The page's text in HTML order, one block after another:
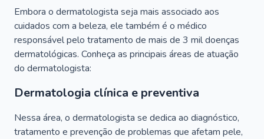
Embora o dermatologista seja mais associado aos
cuidados com a beleza, ele também é o médico
responsável pelo tratamento de mais de 3 mil doenças
dermatológicas. Conheça as principais áreas de atuação
do dermatologista:
Dermatologia clínica e preventiva
Nessa área, o dermatologista se dedica ao diagnóstico,
tratamento e prevenção de problemas que afetam pele,